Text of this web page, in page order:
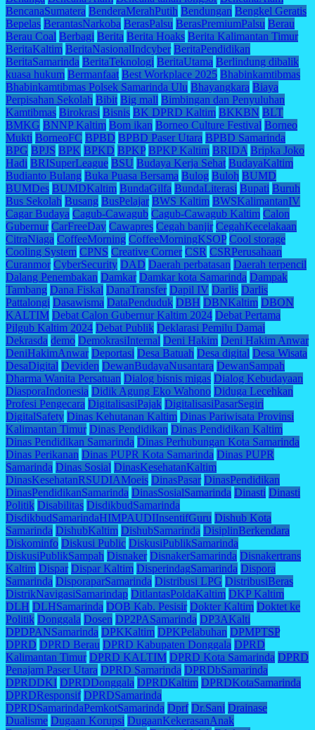
BencanaSumatera BenderaMerahPutih Bendungan Bengkel Geratis
Bepelas BerantasNarkoba BerasPalsu BerasPremiumPalsu Berau
Berau Coal Berbagi Berita Berita Hoaks Berita Kalimantan Timur
BeritaKaltim BeritaNasionalIndcyber BeritaPendidikan
BeritaSamarinda BeritaTeknologi BeritaUtama Berlindung dibalik
kuasa hukum Bermanfaat Best Workplace 2025 Bhabinkamtibmas
Bhabinkamtibmas Polsek Samarinda Ulu Bhayangkara Biaya
Perpisahan Sekolah Bibit Big mall Bimbingan dan Penyuluhan
Kamtibmas Birokrasi Bisnis BK DPRD Kaltim BKKBN BLT
BMKG BNNP Kaltim Bom ikan Borneo Culture Festival Borneo
Mukti BorneoFC BPBD BPBD Paser Utara BPBD Samarinda
BPG BPJS BPK BPKD BPKP BPKP Kaltim BRIDA Bripka Joko
Hadi BRISuperLeague BSU Budaya Kerja Sehat BudayaKaltim
Budianto Bulang Buka Puasa Bersama Bulog Buloh BUMD
BUMDes BUMDKaltim BundaGilfa BundaLiterasi Bupati Buruh
Bus Sekolah Busang BusPelajar BWS Kaltim BWSKalimantanIV
Cagar Budaya Cagub-Cawagub Cagub-Cawagub Kaltim Calon
Gubernur CarFreeDay Cawapres Cegah banjir CegahKecelakaan
CitraNiaga CoffeeMorning CoffeeMorningKSOP Cool storage
Cooling System CPNS Creative Corner CSR CSRPerusahaan
Curanmor CyberSecurity DAD Daerah perbatasan Daerah terpencil
Dalang Penembakan Damkar Damkar kota Samarinda Dampak
Tambang Dana Fiskal DanaTransfer Dapil IV Darlis Darlis
Pattalongi Dasawisma DataPenduduk DBH DBNKaltim DBON
KALTIM Debat Calon Gubernur Kaltim 2024 Debat Pertama
Pilgub Kaltim 2024 Debat Publik Deklarasi Pemilu Damai
Dekrasda demo DemokrasiInternal Deni Hakim Deni Hakim Anwar
DeniHakimAnwar Deportasi Desa Batuah Desa digital Desa Wisata
DesaDigital Deviden DewanBudayaNusantara DewanSampah
Dharma Wanita Persatuan Dialog bisnis migas Dialog Kebudayaan
DiasporaIndonesia Didik Agung Eko Wahono Diduga Lecehkan
Profesi Pengecara DigitalisasiPajak DigitalisasiPasarSegiri
DigitalSafety Dinas Kehutanan Kaltim Dinas Pariwisata Provinsi
Kalimantan Timur Dinas Pendidikan Dinas Pendidikan Kaltim
Dinas Pendidikan Samarinda Dinas Perhubungan Kota Samarinda
Dinas Perikanan Dinas PUPR Kota Samarinda Dinas PUPR
Samarinda Dinas Sosial DinasKesehatanKaltim
DinasKesehatanRSUDIAMoeis DinasPasar DinasPendidikan
DinasPendidikanSamarinda DinasSosialSamarinda Dinasti Dinasti
Politik Disabilitas DisdikbudSamarinda
DisdikbudSamarindaHIMPAUDIInsentifGuru Dishub Kota
Samarinda DishubKaltim DishubSamarinda DisiplinBerkendara
Diskominfo Diskusi Public DiskusiPublikSamarinda
DiskusiPublikSampah Disnaker DisnakerSamarinda Disnakertrans
Kaltim Dispar Dispar Kaltim DisperindagSamarinda Dispora
Samarinda DisporaparSamarinda Distribusi LPG DistribusiBeras
DistrikNavigasiSamarindap DitlantasPoldaKaltim DKP Kaltim
DLH DLHSamarinda DOB Kab. Pesisir Dokter Kaltim Doktet ke
Politik Donggala Dosen DP2PASamarinda DP3AKalti
DPDPANSamarinda DPKKaltim DPKPelabuhan DPMPTSP
DPRD DPRD Berau DPRD Kabupaten Donggala DPRD
Kalimantan Timur DPRD KALTIM DPRD Kota Samarinda DPRD
Penajam Paser Utara DPRD Samarinda DPRDbSamarinda
DPRDDKI DPRDDonggala DPRDKaltim DPRDKotaSamarinda
DPRDResponsif DPRDSamarinda
DPRDSamarindaPemkotSamarinda Dprf Dr.Sani Drainase
Dualisme Dugaan Korupsi DugaanKekerasanAnak